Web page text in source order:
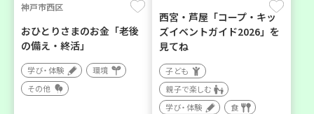
神戸市西区
おひとりさまのお金「老後
の備え・終活」
学び・体験
環境
その他
西宮・芦屋「コープ・キッ
ズイベントガイド2026」を
見てね
子ども
親子で楽しむ
学び・体験
食